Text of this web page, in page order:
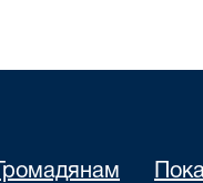
Громадянам